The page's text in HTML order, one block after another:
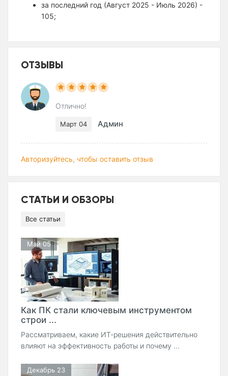
за последний год (Август 2025 - Июль 2026) -
105;
ОТЗЫВЫ
Отлично!
Март 04 Админ
Авторизуйтесь, чтобы оставить отзыв
СТАТЬИ И ОБЗОРЫ
Все статьи
Май 05
Как ПК стали ключевым инструментом
строи ...
Рассматриваем, какие ИТ-решения действительно
влияют на эффективность работы и почему ...
Декабрь 23